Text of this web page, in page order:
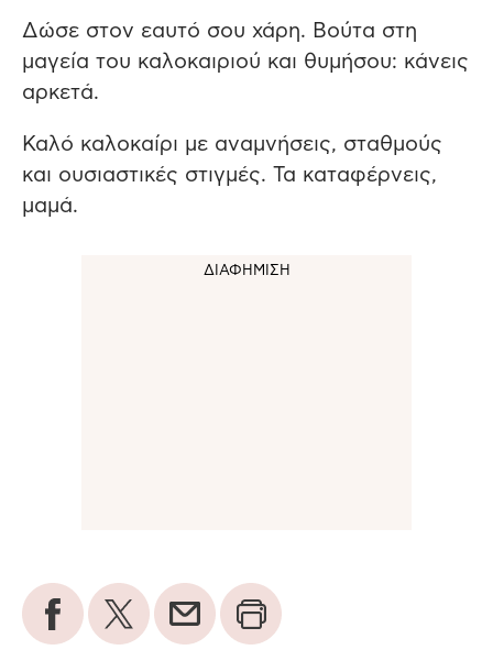
Δώσε στον εαυτό σου χάρη. Βούτα στη
μαγεία του καλοκαιριού και θυμήσου: κάνεις
αρκετά.
Καλό καλοκαίρι με αναμνήσεις, σταθμούς
και ουσιαστικές στιγμές. Τα καταφέρνεις,
μαμά.